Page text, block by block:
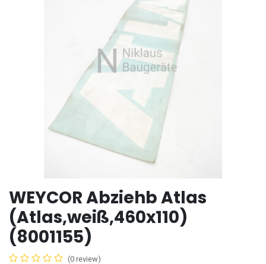
WEYCOR Abziehb Atlas
(Atlas,weiß,460x110)
(8001155)
(0 review)